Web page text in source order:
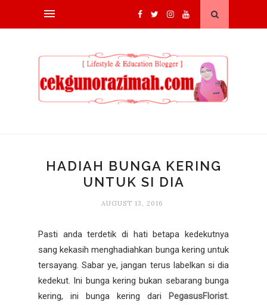
HADIAH BUNGA KERING
UNTUK SI DIA
AUGUST 13, 2016
Pasti anda terdetik di hati betapa kedekutnya
sang kekasih menghadiahkan bunga kering untuk
tersayang. Sabar ye, jangan terus labelkan si dia
kedekut. Ini bunga kering bukan sebarang bunga
kering, ini bunga kering dari PegasusFlorist.